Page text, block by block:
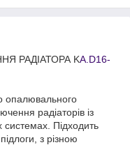
РАДІАТОРА KA.D16-
опалювального
радіаторів із
Підходить
з різною